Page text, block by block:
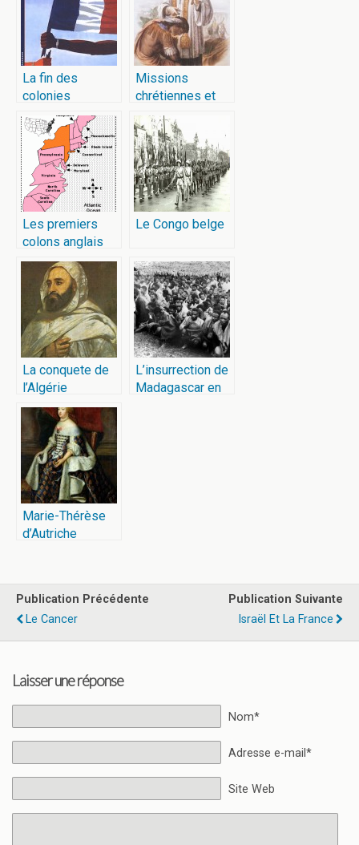
La fin des
colonies
françaises
Missions
chrétiennes et
colonisation
Les premiers
colons anglais
d’Amérique
Le Congo belge
La conquete de
l’Algérie
L’insurrection de
Madagascar en
Marie-Thérèse
d’Autriche
Publication Précédente
Le Cancer
Publication Suivante
Israël Et La France
Laisser une réponse
Nom*
Adresse e-mail*
Site Web